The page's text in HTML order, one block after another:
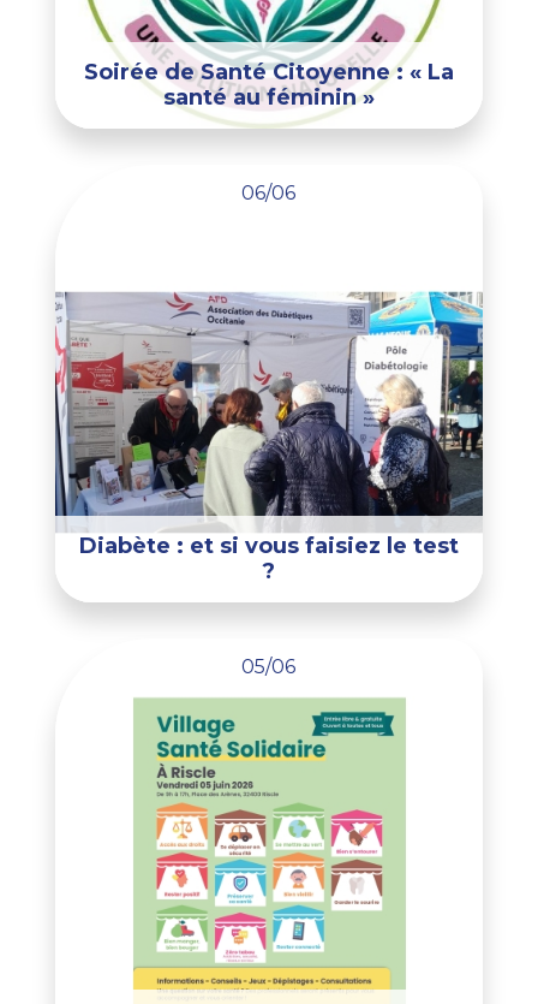
Soirée de Santé Citoyenne : « La
santé au féminin »
06/06
Diabète : et si vous faisiez le test
?
05/06